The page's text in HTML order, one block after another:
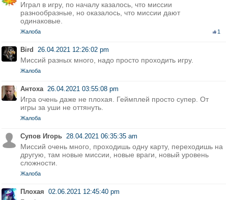
Играл в игру, по началу казалось, что миссии
разнообразные, но оказалось, что миссии дают
одинаковые.
Жалоба 1
Bird 26.04.2021 12:26:02 pm
Миссий разных много, надо просто проходить игру.
Жалоба
Антоха 26.04.2021 03:55:08 pm
Игра очень даже не плохая. Геймплей просто супер. От
игры за уши не оттянуть.
Жалоба
Супов Игорь 28.04.2021 06:35:35 am
Миссий очень много, проходишь одну карту, переходишь на
другую, там новые миссии, новые враги, новый уровень
сложности.
Жалоба
Плохая 02.06.2021 12:45:40 pm